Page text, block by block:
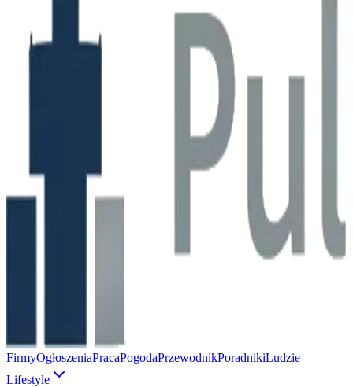
FirmyOgłoszeniaPracaPogodaPrzewodnikPoradnikiLudzie
Lifestyle